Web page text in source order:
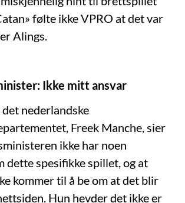
følte ikke VPRO at det var
Alings.
Ikke mitt ansvar
nederlandske
Freek Manche, sier
ikke har noen
dette spesifikke spillet, og at
kommer til å be om at det blir
Hun hevder det ikke er